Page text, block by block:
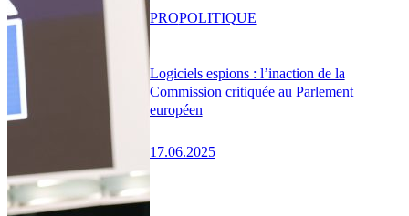
Logiciels espions : l’inaction de la
Commission critiquée au Parlement
européen
17.06.2025
PROPOLITIQUE